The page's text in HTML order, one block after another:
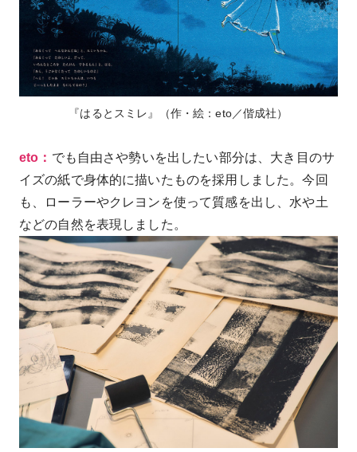
『はるとスミレ』（作・絵：eto／偕成社）
eto： でも自由さや勢いを出したい部分は、大き目のサ
イズの紙で身体的に描いたものを採用しました。今回
も、ローラーやクレヨンを使って質感を出し、水や土
などの自然を表現しました。